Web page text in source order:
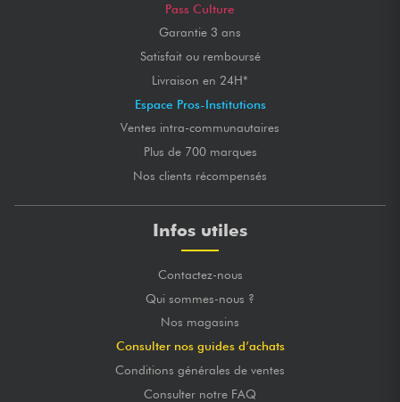
Pass Culture
Garantie 3 ans
Satisfait ou remboursé
Livraison en 24H*
Espace Pros-Institutions
Ventes intra-communautaires
Plus de 700 marques
Nos clients récompensés
Infos utiles
Contactez-nous
Qui sommes-nous ?
Nos magasins
Consulter nos guides d’achats
Conditions générales de ventes
Consulter notre FAQ